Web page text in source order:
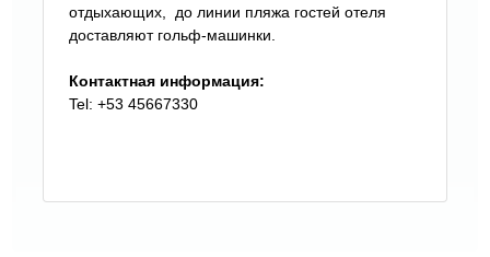
отдыхающих, до линии пляжа гостей отеля
доставляют гольф-машинки.
Контактная информация:
Tel: +53 45667330